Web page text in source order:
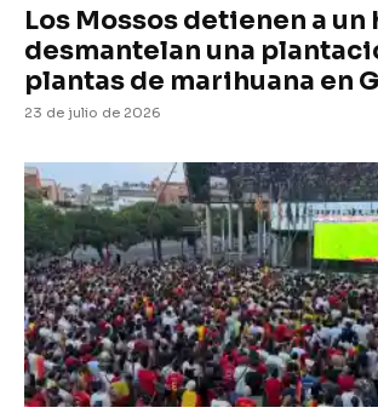
Los Mossos detienen a un
desmantelan una
plantas de marihuana en
23 de julio de 2026